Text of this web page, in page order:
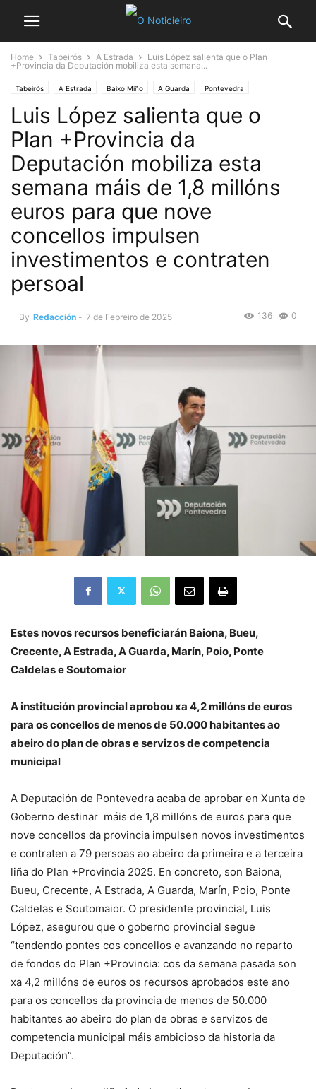
Home Tabeirós A Estrada
Luis López salienta que o Plan
+Provincia da Deputación mobiliza esta semana...
Tabeirós A Estrada Baixo Miño A Guarda Pontevedra
A Paradanta Vigo O Morrazo
Deputacións Deputación Pontevedra Marín Poio Ponte Caldelas
Soutomaior
Luis López salienta que o
Plan +Provincia da
Deputación mobiliza esta
semana máis de 1,8 millóns
euros para que nove
concellos impulsen
investimentos e contraten
persoal
By Redacción - 7 de Febreiro de 2025 0
136
Estes novos recursos beneficiarán Baiona, Bueu,
Crecente, A Estrada, A Guarda, Marín, Poio, Ponte
Caldelas e Soutomaior
A institución provincial aprobou xa 4,2 millóns de euros
para os concellos de menos de 50.000 habitantes ao
abeiro do plan de obras e servizos de competencia
municipal
A Deputación de Pontevedra acaba de aprobar en Xunta de
Goberno destinar máis de 1,8 millóns de euros para que
nove concellos da provincia impulsen novos investimentos
e contraten a 79 persoas ao abeiro da primeira e a terceira
liña do Plan +Provincia 2025. En concreto, son Baiona,
Bueu, Crecente, A Estrada, A Guarda, Marín, Poio, Ponte
Caldelas e Soutomaior. O presidente provincial, Luis
López, asegurou que o goberno provincial segue
“tendendo pontes cos concellos e avanzando no reparto
de fondos do Plan +Provincia: cos da semana pasada son
xa 4,2 millóns de euros os recursos aprobados este ano
para os concellos da provincia de menos de 50.000
habitantes ao abeiro do plan de obras e servizos de
competencia municipal máis ambicioso da historia da
Deputación”.